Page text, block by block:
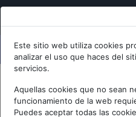
Este sitio web utiliza cookies
analizar el uso que haces del
servicios.
Aquellas cookies que no sean
funcionamiento de la web
Puedes aceptar todas las